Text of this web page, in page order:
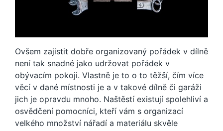
Ovšem zajistit dobře organizovaný pořádek v dílně
není tak snadné jako udržovat pořádek v
obývacím pokoji. Vlastně je to o to těžší, čím více
věcí v dané místnosti je a v takové dílně či garáži
jich je opravdu mnoho. Naštěstí existují spolehliví a
osvědčení pomocníci, kteří vám s organizací
velkého množství nářadí a materiálu skvěle